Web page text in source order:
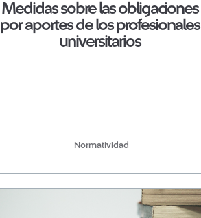
Medidas sobre las obligaciones
por aportes de los profesionales
universitarios
Normatividad